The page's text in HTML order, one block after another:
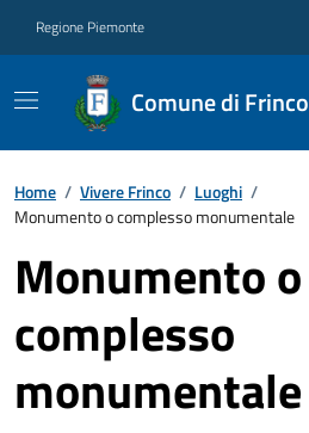
Regione Piemonte
Comune di Frinco
Home / Vivere Frinco / Luoghi /
Monumento o complesso monumentale
Monumento o
complesso
monumentale